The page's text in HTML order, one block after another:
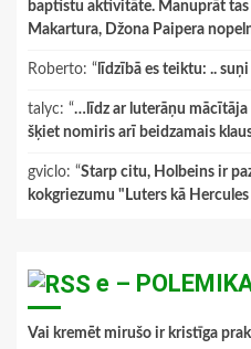
baptistu aktivitāte. Manuprāt
Makartura, Džona Paipera
Roberto: “ līdzībā es teiktu: ..
talyc: “…līdz ar luterāņu mācītāja
šķiet nomiris arī beidzamais
gviclo: “Starp citu, Holbeins ir
kokgriezumu "Luters kā
e –
Vai kremēt mirušo ir kristīga